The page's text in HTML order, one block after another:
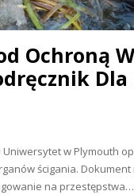
Ochroną
Uniwersytet w Plymouth
ścigania. Dokument
na przestępstwa…